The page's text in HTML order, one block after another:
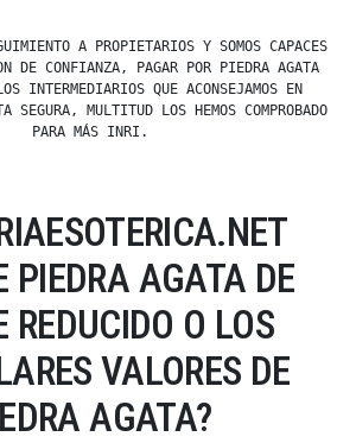
A PROPIETARIOS Y SOMOS CAPACES
DE CONFIANZA, PAGAR POR PIEDRA AGATA
INTERMEDIARIOS QUE ACONSEJAMOS EN
SEGURA, MULTITUD LOS HEMOS COMPROBADO
PARA MÁS INRI.
PIEDRA AGATA DE
REDUCIDO O LOS
VALORES DE
AGATA?